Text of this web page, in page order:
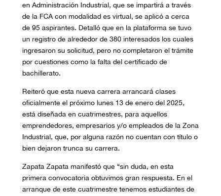
en Administración Industrial, que se impartirá a través
de la FCA con modalidad es virtual, se aplicó a cerca
de 95 aspirantes. Detalló que en la plataforma se tuvo
un registro de alrededor de 380 interesados los cuales
ingresaron su solicitud, pero no completaron el trámite
por cuestiones como la falta del certificado de
bachillerato.
Reiteró que esta nueva carrera arrancará clases
oficialmente el próximo lunes 13 de enero del 2025,
está diseñada en cuatrimestres, para aquellos
emprendedores, empresarios y/o empleados de la Zona
Industrial, que, por alguna razón no cuentan con título o
bien dejaron trunca su carrera.
Zapata Zapata manifestó que “sin duda, en esta
primera convocatoria obtuvimos gran respuesta. En el
arranque de este cuatrimestre tenemos estudiantes de